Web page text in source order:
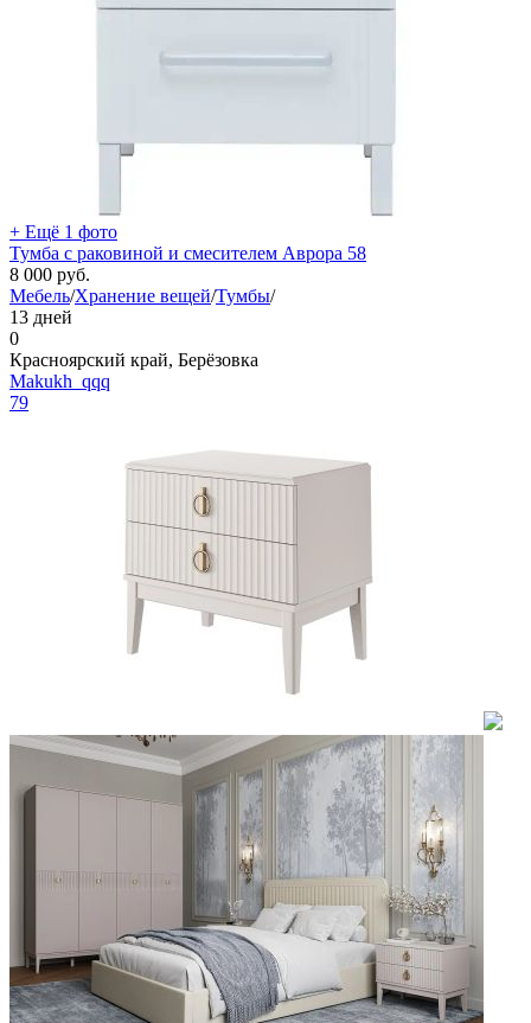
+ Ещё 1 фото
Тумба с раковиной и смесителем Аврора 58
8 000 руб.
Мебель/Хранение вещей/Тумбы/
13 дней
0
Красноярский край, Берёзовка
Makukh_qqq
79